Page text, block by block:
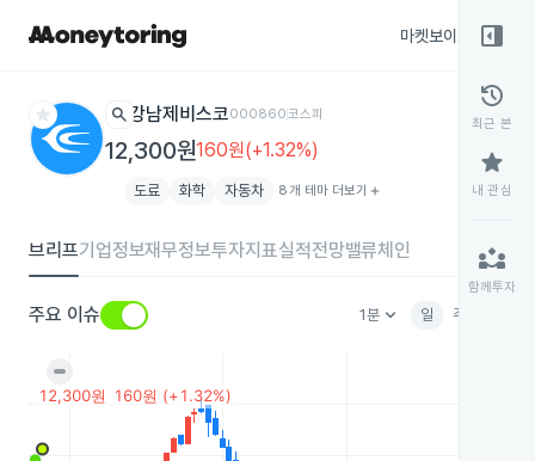
마켓보이스
star search 강남제비스코000860코스피
12,300원160원(+1.32%)
도료 화학 자동차 8개 테마 더보기 add
브리프기업정보재무정보투자지표실적전망밸류체인
주요 이슈 1분keyboard_arrow_down 일 주
right_panel_open
history
최근 본
star
내 관심
partner_exchange
함께투자